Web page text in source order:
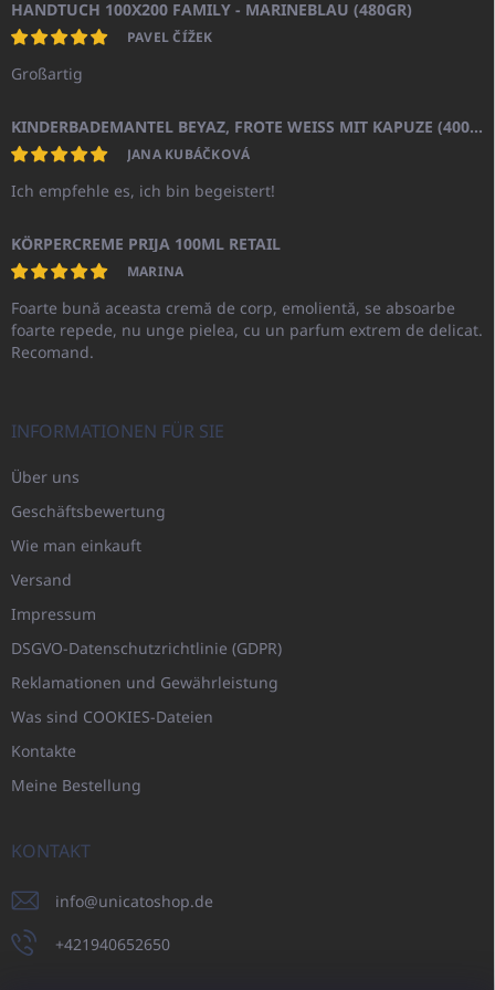
HANDTUCH 100X200 FAMILY - MARINEBLAU (480GR)
PAVEL ČÍŽEK
Großartig
KINDERBADEMANTEL BEYAZ, FROTE WEISS MIT KAPUZE (400GR)
JANA KUBÁČKOVÁ
Ich empfehle es, ich bin begeistert!
KÖRPERCREME PRIJA 100ML RETAIL
MARINA
Foarte bună aceasta cremă de corp, emolientă, se absoarbe
foarte repede, nu unge pielea, cu un parfum extrem de delicat.
Recomand.
INFORMATIONEN FÜR SIE
Über uns
Geschäftsbewertung
Wie man einkauft
Versand
Impressum
DSGVO-Datenschutzrichtlinie (GDPR)
Reklamationen und Gewährleistung
Was sind COOKIES-Dateien
Kontakte
Meine Bestellung
KONTAKT
info@unicatoshop.de
+421940652650